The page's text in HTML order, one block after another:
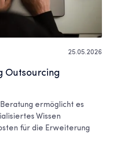
25.05.2026
Outsourcing
ermöglicht es
Wissen
für die Erweiterung